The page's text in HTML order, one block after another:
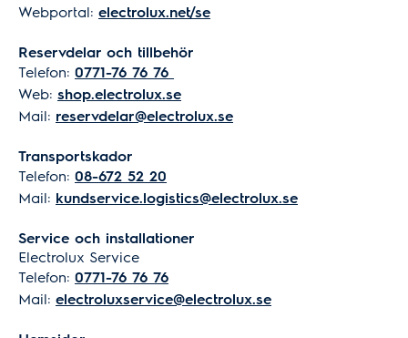
Webportal: electrolux.net/se
Reservdelar och tillbehör
Telefon: 0771-76 76 76
Web: shop.electrolux.se
Mail: reservdelar@electrolux.se
Transportskador
Telefon: 08-672 52 20
Mail: kundservice.logistics@electrolux.se
Service och installationer
Electrolux Service
Telefon: 0771-76 76 76
Mail: electroluxservice@electrolux.se